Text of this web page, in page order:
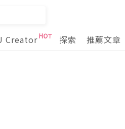
Creator 探索 推薦文章